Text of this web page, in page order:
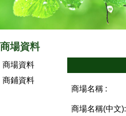
商場資料
商場資料
商鋪資料
商場名稱 :
商場名稱(中文):